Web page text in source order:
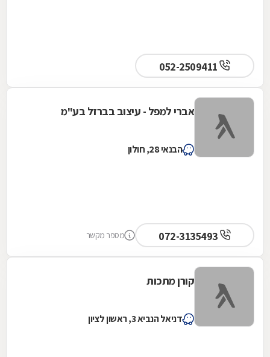
אברי למפל - עיצוב בברזל בע"מ
הבנאי 28, חולון
מספר מקשר
קורן מתכות
דניאל הנביא 3, ראשון לציון